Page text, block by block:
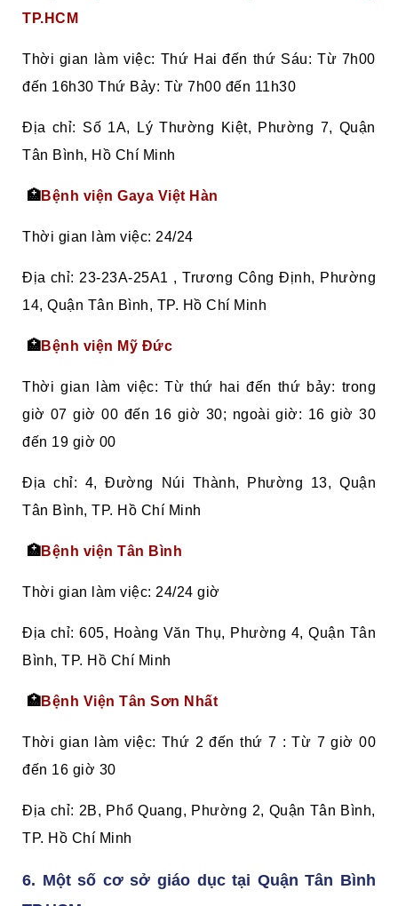
TP.HCM
Thời gian làm việc: Thứ Hai đến thứ Sáu: Từ 7h00
đến 16h30 Thứ Bảy: Từ 7h00 đến 11h30
Địa chỉ: Số 1A, Lý Thường Kiệt, Phường 7, Quận
Tân Bình, Hồ Chí Minh
🏥Bệnh viện Gaya Việt Hàn
Thời gian làm việc: 24/24
Địa chỉ: 23-23A-25A1 , Trương Công Định, Phường
14, Quận Tân Bình, TP. Hồ Chí Minh
🏥Bệnh viện Mỹ Đức
Thời gian làm việc: Từ thứ hai đến thứ bảy: trong
giờ 07 giờ 00 đến 16 giờ 30; ngoài giờ: 16 giờ 30
đến 19 giờ 00
Địa chỉ: 4, Đường Núi Thành, Phường 13, Quận
Tân Bình, TP. Hồ Chí Minh
🏥Bệnh viện Tân Bình
Thời gian làm việc: 24/24 giờ
Địa chỉ: 605, Hoàng Văn Thụ, Phường 4, Quận Tân
Bình, TP. Hồ Chí Minh
🏥Bệnh Viện Tân Sơn Nhất
Thời gian làm việc: Thứ 2 đến thứ 7 : Từ 7 giờ 00
đến 16 giờ 30
Địa chỉ: 2B, Phổ Quang, Phường 2, Quận Tân Bình,
TP. Hồ Chí Minh
6. Một số cơ sở giáo dục tại Quận Tân Bình